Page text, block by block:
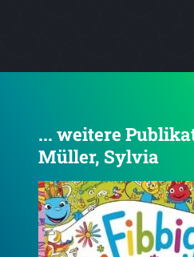
... weitere
Müller, Sylvia